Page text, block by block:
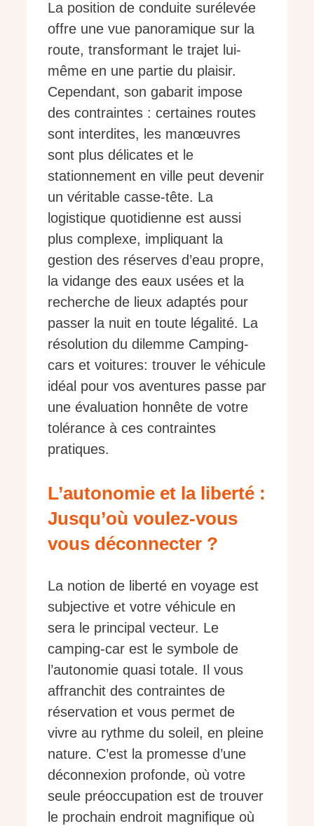
La position de conduite surélevée
offre une vue panoramique sur la
route, transformant le trajet lui-
même en une partie du plaisir.
Cependant, son gabarit impose
des contraintes : certaines routes
sont interdites, les manœuvres
sont plus délicates et le
stationnement en ville peut devenir
un véritable casse-tête. La
logistique quotidienne est aussi
plus complexe, impliquant la
gestion des réserves d’eau propre,
la vidange des eaux usées et la
recherche de lieux adaptés pour
passer la nuit en toute légalité. La
résolution du dilemme Camping-
cars et voitures: trouver le véhicule
idéal pour vos aventures passe par
une évaluation honnête de votre
tolérance à ces contraintes
pratiques.
L’autonomie et la liberté :
Jusqu’où voulez-vous
vous déconnecter ?
La notion de liberté en voyage est
subjective et votre véhicule en
sera le principal vecteur. Le
camping-car est le symbole de
l’autonomie quasi totale. Il vous
affranchit des contraintes de
réservation et vous permet de
vivre au rythme du soleil, en pleine
nature. C’est la promesse d’une
déconnexion profonde, où votre
seule préoccupation est de trouver
le prochain endroit magnifique où